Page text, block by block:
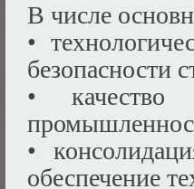
В числе
•
безопасности
•
•
обеспечение